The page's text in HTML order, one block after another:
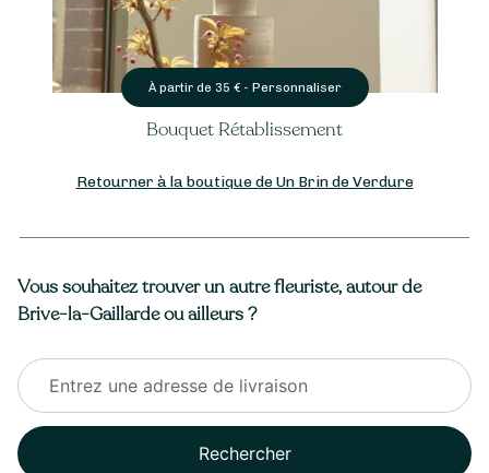
À partir de 35 € - Personnaliser
Bouquet Rétablissement
Retourner à la boutique de Un Brin de Verdure
Vous souhaitez trouver un autre fleuriste, autour de
Brive-la-Gaillarde ou ailleurs ?
Rechercher